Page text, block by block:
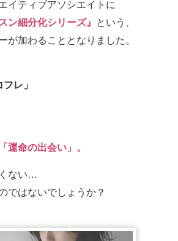
イティブアソシエイトに
ン細分化シリーズ』
という、
が加わることとなりました。
レ」
「運命の出会い」。
ない…
ではないでしょうか？